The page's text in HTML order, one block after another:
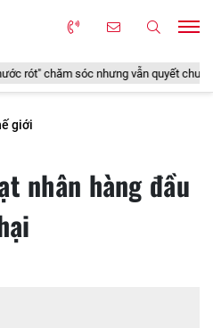
nhưng vẫn quyết chuyển vào viện
giới
nhân hàng đầu